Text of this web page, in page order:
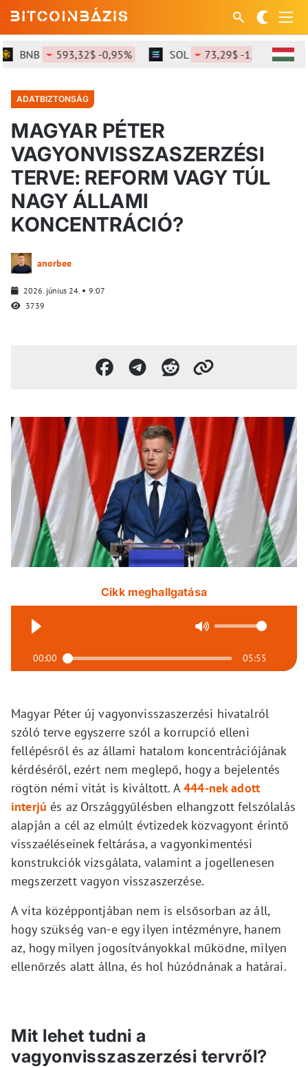
BNB 593,32$ -0,95% SOL 73,29$ -1,14%
ADATBIZTONSÁG
MAGYAR PÉTER
VAGYONVISSZASZERZÉSI
TERVE: REFORM VAGY TÚL
NAGY ÁLLAMI
KONCENTRÁCIÓ?
anorbee
2026. június 24.
9:07
3739
Cikk meghallgatása
00:00 05:55
Magyar Péter új vagyonvisszaszerzési hivatalról
szóló terve egyszerre szól a korrupció elleni
fellépésről és az állami hatalom koncentrációjának
kérdéséről, ezért nem meglepő, hogy a bejelentés
rögtön némi vitát is kiváltott. A444-nek adott
interjú és az Országgyűlésben elhangzott felszólalás
alapján a cél az elmúlt évtizedek közvagyont érintő
visszaéléseinek feltárása, a vagyonkimentési
konstrukciók vizsgálata, valamint a jogellenesen
megszerzett vagyon visszaszerzése.
A vita középpontjában nem is elsősorban az áll,
hogy szükség van-e egy ilyen intézményre, hanem
az, hogy milyen jogosítványokkal működne, milyen
ellenőrzés alatt állna, és hol húzódnának a határai.
Mit lehet tudni a
vagyonvisszaszerzési tervről?